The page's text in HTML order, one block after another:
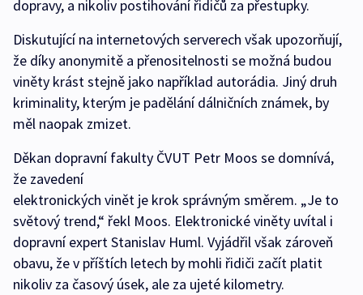
dopravy, a nikoliv postihování řidičů za přestupky.
Diskutující na internetových serverech však upozorňují,
že díky anonymitě a přenositelnosti se možná budou
viněty krást stejně jako například autorádia. Jiný druh
kriminality, kterým je padělání dálničních známek, by
měl naopak zmizet.
Děkan dopravní fakulty ČVUT Petr Moos se domnívá,
že zavedení
elektronických vinět je krok správným směrem. „Je to
světový trend,“ řekl Moos. Elektronické viněty uvítal i
dopravní expert Stanislav Huml. Vyjádřil však zároveň
obavu, že v příštích letech by mohli řidiči začít platit
nikoliv za časový úsek, ale za ujeté kilometry.